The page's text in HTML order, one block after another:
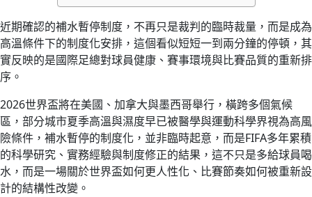
近期確認的補水暫停制度，不再只是裁判的臨時裁量，而是成為
高溫條件下的制度化安排，這個看似短短一到兩分鐘的停頓，其
實反映的是國際足總對球員健康、賽事環境與比賽品質的重新排
序。
2026世界盃將在美國、加拿大與墨西哥舉行，橫跨多個氣候
區，部分城市夏季高溫與濕度早已被醫學與運動科學界視為高風
險條件，補水暫停的制度化，並非臨時起意，而是FIFA多年累積
的科學研究、實務經驗與制度修正的結果，這不只是多給球員喝
水，而是一場關於世界盃如何更人性化、比賽節奏如何被重新設
計的結構性改變。